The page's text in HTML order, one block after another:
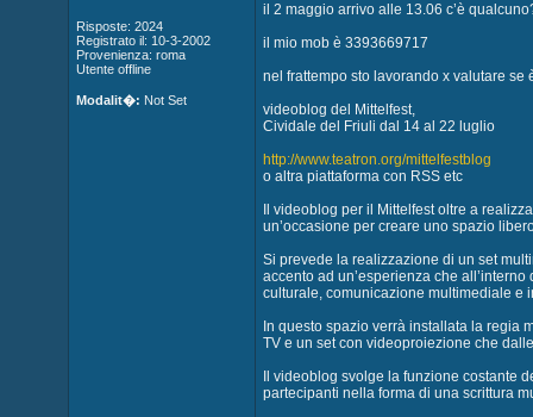
Risposte: 2024
Registrato il: 10-3-2002
Provenienza: roma
Utente offline
Modalit�: Not Set
il 2 maggio arrivo alle 13.06 c’è
il mio mob è 3393669717
nel frattempo sto lavorando x valutare
videoblog del Mittelfest,
Cividale del Friuli dal 14 al 22 luglio
http://www.teatron.org/mittelfestblog
o altra piattaforma con RSS etc
Il videoblog per il Mittelfest oltre a
un’occasione per creare uno spazio
Si prevede la realizzazione di un set
accento ad un’esperienza che
culturale, comunicazione multimediale e
In questo spazio verrà installata la regia
TV e un set con videoproiezione che
Il videoblog svolge la funzione costante
partecipanti nella forma di una scrittura